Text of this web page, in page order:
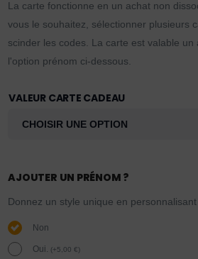
La carte fonctionne en un achat non
vous le souhaitez, sélectionner plusieurs
scinder les codes. La carte est valable un
l'option prénom ci-dessous.
VALEUR CARTE CADEAU
AJOUTER UN PRÉNOM ?
Donnez un style unique en
Non
Oui. (+5,00€)